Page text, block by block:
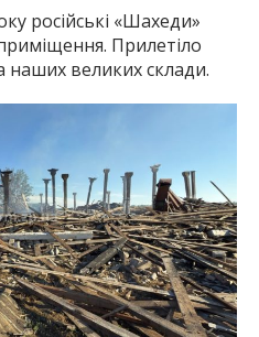
російські «Шахеди»
Прилетіло
наших великих склади.